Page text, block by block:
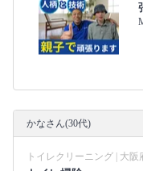
かなさん(30代)
トイレクリーニング | 大阪